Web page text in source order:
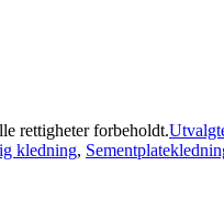
rettigheter forbeholdt.
kledning,